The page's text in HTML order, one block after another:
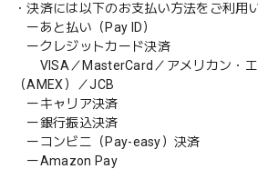
・決済には以下のお支払い方法をご利用
ーあと払い（Pay ID）
ークレジットカード決済
VISA／MasterCard／アメリカン・エ
（AMEX）／JCB
ーキャリア決済
ー銀行振込決済
ーコンビニ（Pay-easy）決済
ーAmazon Pay